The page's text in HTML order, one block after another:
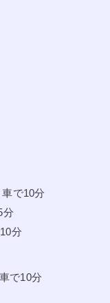
で10分
分
分
で10分